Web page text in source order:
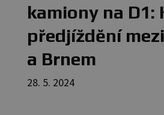
kamiony na D1:
předjíždění
a Brnem
28. 5. 2024